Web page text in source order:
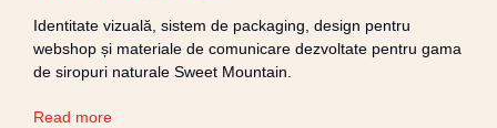
Identitate vizuală, sistem de packaging, design pentru
webshop și materiale de comunicare dezvoltate pentru gama
de siropuri naturale Sweet Mountain.
Read more